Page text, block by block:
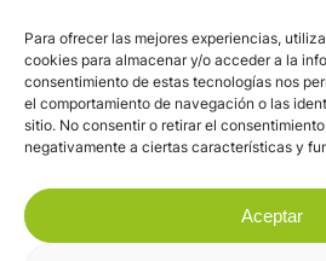
Para ofrecer las mejores experiencias,
cookies para almacenar y/o acceder a la
consentimiento de estas tecnologías nos
el comportamiento de navegación o las
sitio. No consentir o retirar el
negativamente a ciertas características y
Aceptar
PROYECTOS
SERVICIOS
AVISO LEGAL